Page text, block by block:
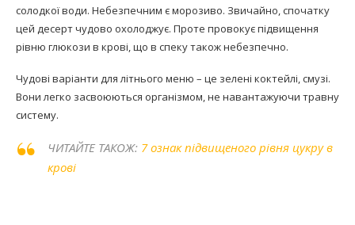
солодкої води. Небезпечним є морозиво. Звичайно, спочатку
цей десерт чудово охолоджує. Проте провокує підвищення
рівню глюкози в крові, що в спеку також небезпечно.
Чудові варіанти для літнього меню – це зелені коктейлі, смузі.
Вони легко засвоюються організмом, не навантажуючи травну
систему.
ЧИТАЙТЕ ТАКОЖ: 7 ознак підвищеного рівня цукру в
крові